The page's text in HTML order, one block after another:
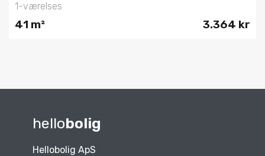
1-værelses
41 m² 3.364 kr
hellobolig
Hellobolig ApS